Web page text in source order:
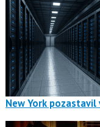
New York